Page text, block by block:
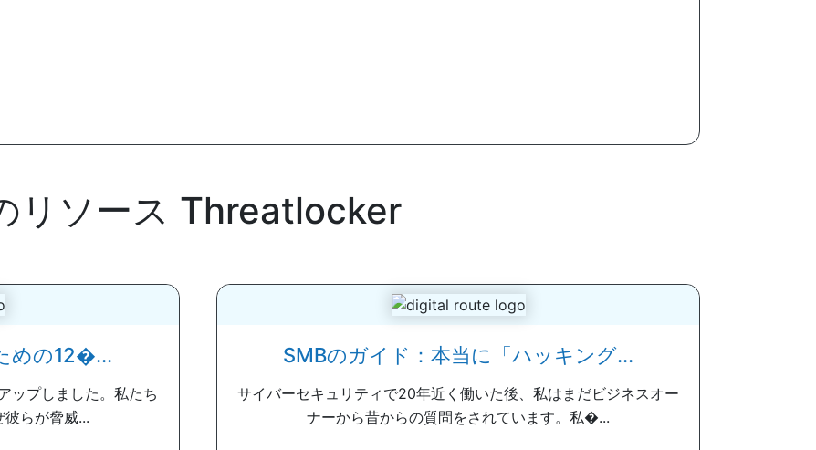
リソース Threatlocker
めの12�...
ップしました。私たち
らが脅威...
SMBのガイド：本当に「ハッキング...
サイバーセキュリティで20年近く働いた後、私はまだビジネスオー
ナーから昔からの質問をされています。私�...